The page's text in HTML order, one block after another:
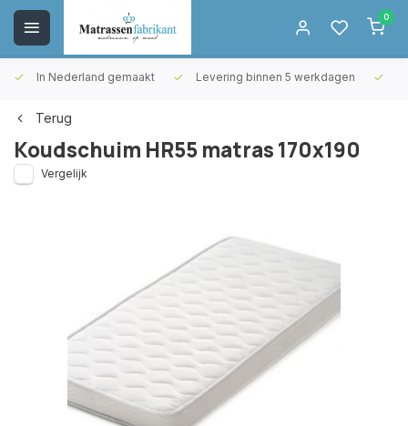
0
In Nederland gemaakt Levering binnen 5 werkdagen
Terug
Koudschuim HR55 matras 170x190
Vergelijk